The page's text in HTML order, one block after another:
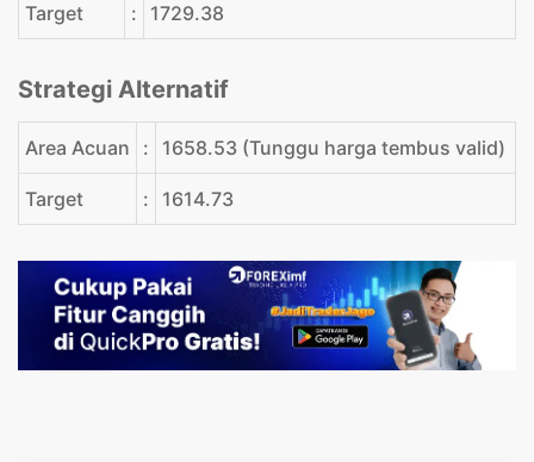
Target : 1729.38
Strategi Alternatif
Area Acuan : 1658.53 (Tunggu harga tembus valid)
Target : 1614.73